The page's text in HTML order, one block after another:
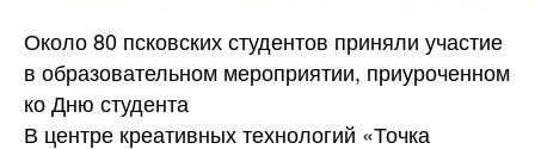
Около 80 псковских студентов приняли участие
в образовательном мероприятии, приуроченном
ко Дню студента
В центре креативных технологий «Точка